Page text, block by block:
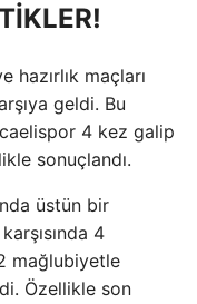
hazırlık maçları
geldi. Bu
4 kez galip
sonuçlandı.
üstün bir
4
mağlubiyetle
Özellikle son